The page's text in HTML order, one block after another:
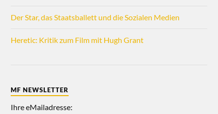
Der Star, das Staatsballett und die Sozialen Medien
Heretic: Kritik zum Film mit Hugh Grant
MF NEWSLETTER
Ihre eMailadresse: